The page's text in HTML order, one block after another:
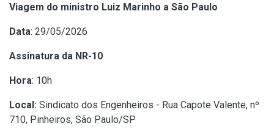
Viagem do ministro Luiz Marinho a São Paulo
Data: 29/05/2026
Assinatura da NR-10
Hora: 10h
Local: Sindicato dos Engenheiros - Rua Capote Valente, nº
710, Pinheiros, São Paulo/SP